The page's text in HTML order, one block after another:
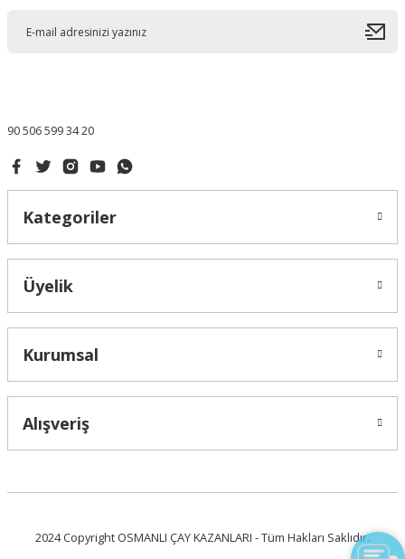
90 506 599 34 20
Kategoriler
Üyelik
Kurumsal
Alışveriş
2024 Copyright OSMANLI ÇAY KAZANLARI - Tüm Hakları Saklıdır.